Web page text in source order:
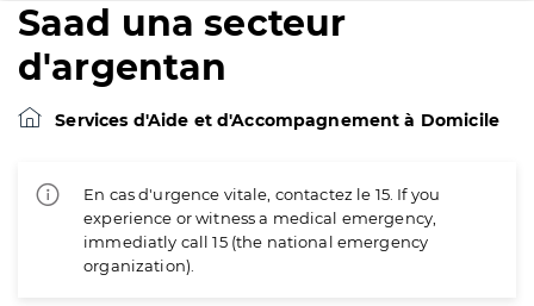
Saad una secteur
d'argentan
Services d'Aide et d'Accompagnement à Domicile
En cas d'urgence vitale, contactez le 15. If you
experience or witness a medical emergency,
immediatly call 15 (the national emergency
organization).